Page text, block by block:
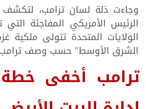
وجاءت ذلة لسان ترامب،
الرئيس الأمريكي المفاجئة
الولايات المتحدة تتولى ملكية
الشرق الأوسط" حسب وصف
ترامب أخفى